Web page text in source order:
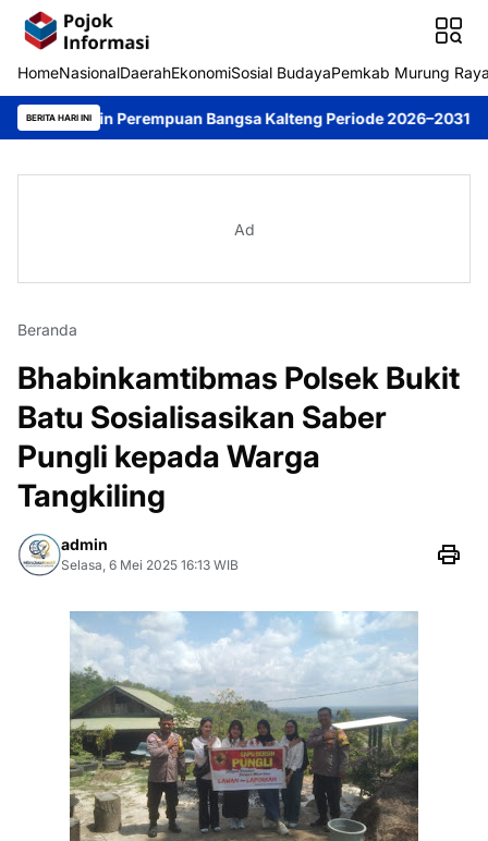
HomeNasionalDaerahEkonomiSosial BudayaPemkab Murung
BERITA HARI INI
Perempuan Bangsa Kalteng Periode 2026–2031 DPRD
Ad
Beranda
Bhabinkamtibmas Polsek Bukit
Batu Sosialisasikan Saber
Pungli kepada Warga
Tangkiling
admin
Selasa, 6 Mei 2025 16:13 WIB